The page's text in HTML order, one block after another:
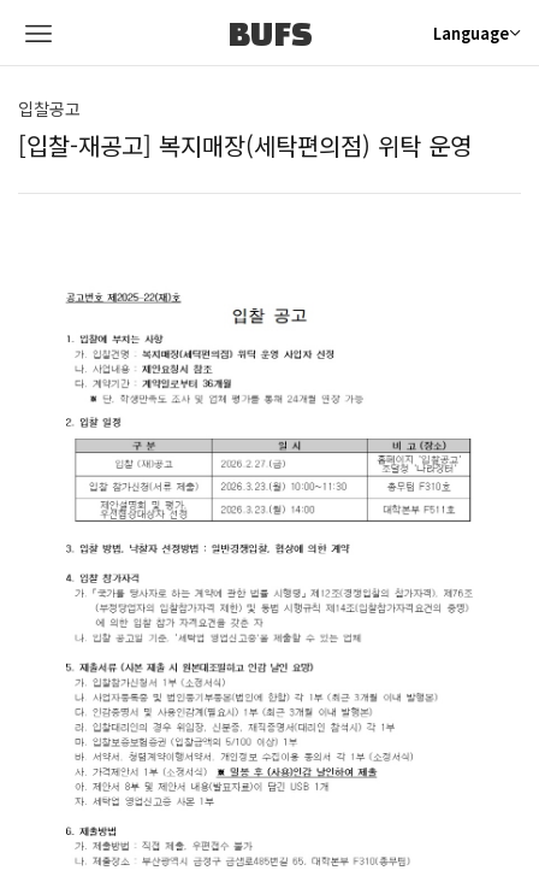
BUFS Language
입찰공고
[입찰-재공고] 복지매장(세탁편의점) 위탁 운영